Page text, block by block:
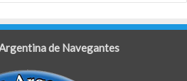
de Navegantes